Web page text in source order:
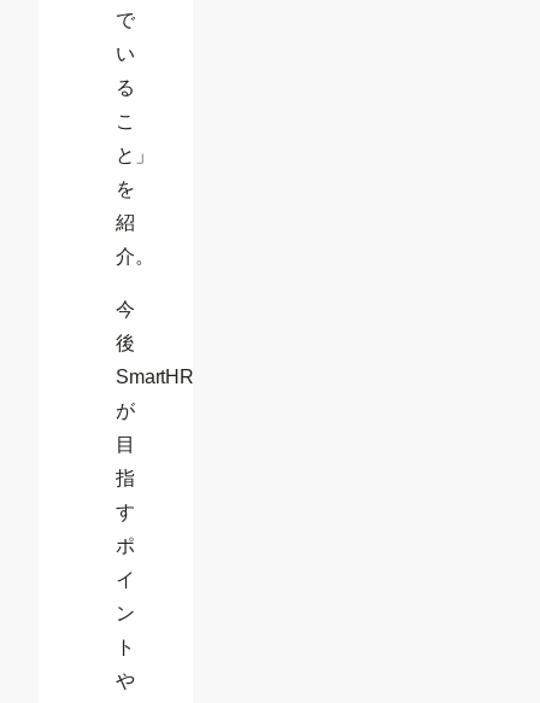
で
い
る
こ
と」
を
紹
介。
今
後
SmartHR
が
目
指
す
ポ
イ
ン
ト
や